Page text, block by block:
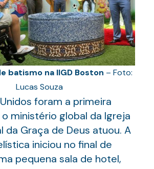
batismo na IIGD Boston – Foto:
Lucas Souza
foram a primeira
ministério global da Igreja
da Graça de Deus atuou. A
iniciou no final de
pequena sala de hotel,